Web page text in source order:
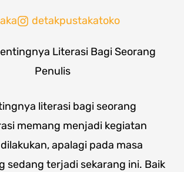
detakpustakatoko
literasi bagi seorang
memang menjadi kegiatan
apalagi pada masa
sedang terjadi sekarang ini. Baik